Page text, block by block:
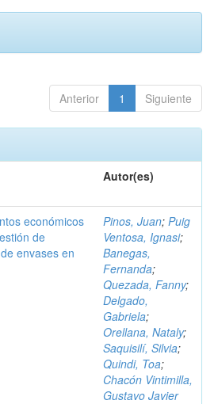
Anterior 1 Siguiente
Autor(es)
económicos
de
envases en
Pinos, Juan; Puig
Ventosa, Ignasi;
Banegas,
Fernanda;
Quezada, Fanny;
Delgado,
Gabriela;
Orellana, Nataly;
Saquisilí, Silvia;
Quindi, Toa;
Chacón Vintimilla,
Gustavo Javier